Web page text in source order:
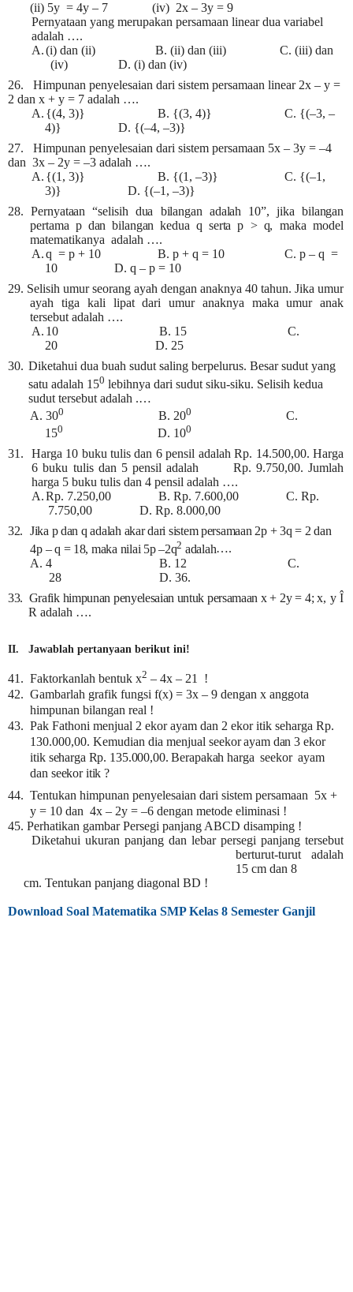
(ii) 5y = 4y – 7 (iv) 2x – 3y = 9
Pernyataan yang merupakan persamaan linear dua variabel
adalah ….
A.(i) dan (ii) B. (ii) dan (iii) C. (iii) dan
(iv) D. (i) dan (iv)
26. Himpunan penyelesaian dari sistem persamaan linear 2x – y =
2 dan x + y = 7 adalah ….
A. {(4, 3)} B. {(3, 4)} C. {(–3, –
4)} D. {(–4, –3)}
27. Himpunan penyelesaian dari sistem persamaan 5x – 3y = –4
dan 3x – 2y = –3 adalah ….
A. {(1, 3)} B. {(1, –3)} C. {(–1,
3)} D. {(–1, –3)}
28.Pernyataan “selisih dua bilangan adalah 10”, jika bilangan
pertama p dan bilangan kedua q serta p > q, maka model
matematikanya adalah ….
A.q = p + 10 B. p + q = 10 C. p – q =
10 D. q – p = 10
29. Selisih umur seorang ayah dengan anaknya 40 tahun. Jika umur
ayah tiga kali lipat dari umur anaknya maka umur anak
tersebut adalah ….
A. 10 B. 15 C.
20 D. 25
30. Diketahui dua buah sudut saling berpelurus. Besar sudut yang
satu adalah 150 lebihnya dari sudut siku-siku. Selisih kedua
sudut tersebut adalah .…
A. 300 B. 200
C.
150D. 100
31.
Harga 10 buku tulis dan 6 pensil adalah Rp. 14.500,00. Harga
6 buku tulis dan 5 pensil adalah
Rp. 9.750,00. Jumlah
harga 5 buku tulis dan 4 pensil adalah ….
A.Rp. 7.250,00 B. Rp. 7.600,00 C. Rp.
7.750,00 D. Rp. 8.000,00
32. Jika p dan q adalah akar dari sistem persamaan 2p + 3q = 2 dan
4p – q = 18, maka nilai 5p –2q2 adalah….
A. 4 B. 12 C.
28 D. 36.
33. Grafik himpunan penyelesaian untuk persamaan x + 2y = 4; x, y Î
R adalah ….
II. Jawablah pertanyaan berikut ini!
41. Faktorkanlah bentuk x2 – 4x – 21 !
42. Gambarlah grafik fungsi f(x) = 3x – 9 dengan x anggota
himpunan bilangan real !
43. Pak Fathoni menjual 2 ekor ayam dan 2 ekor itik seharga Rp.
130.000,00. Kemudian dia menjualseekor ayam dan 3 ekor
itik seharga Rp. 135.000,00. Berapakah harga seekor ayam
dan seekor itik ?
44. Tentukan himpunan penyelesaian dari sistem persamaan 5x +
y = 10 dan 4x – 2y = –6 dengan metode eliminasi !
45. Perhatikan gambar Persegi panjang ABCD disamping !
Diketahui ukuran panjang dan lebar persegi panjang tersebut
berturut-turut adalah
15 cm dan 8
cm. Tentukan panjang diagonal BD !
Download Soal Matematika SMP Kelas 8 Semester Ganjil